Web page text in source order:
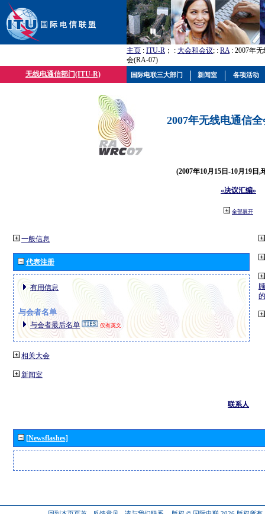
主页 : ITU-R ； : 大会和会议; : RA: 2007年
会(RA-07)
无线电通信部门(ITU-R)
2007年无线电通信
(2007年10月15日-10月19日,
«决议汇编»
全部展开
一般信息
代表注册
有用信息
与会者名单
与会者最后名单 仅有英文
相关大会
新闻室
联系人
[Newsflashes]
国际电联三大部门 新闻室 各项活动